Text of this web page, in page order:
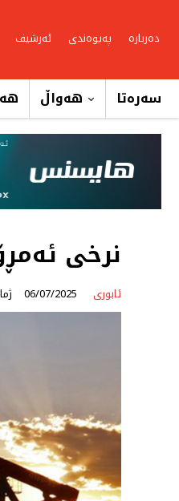
دەربارە پەیوەندی ئەرشیف
سەرەتا هەواڵ
نرخی
ئابوری 06/07/2025